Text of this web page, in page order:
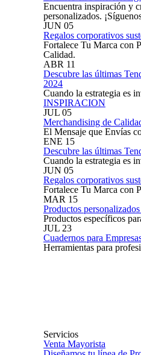
Encuentra inspiración y
personalizados.
JUN 05
Regalos corporativos
Fortalece Tu Marca con
Calidad.
ABR 11
Descubre las últimas
2024
Cuando la estrategia es
INSPIRACION
JUL 05
Merchandising de
El Mensaje que Envías
ENE 15
Descubre las últimas
Cuando la estrategia es
JUN 05
Regalos corporativos
Fortalece Tu Marca con
MAR 15
Productos
Productos específicos
JUL 23
Cuadernos para
Herramientas para
Servicios
Venta Mayorista